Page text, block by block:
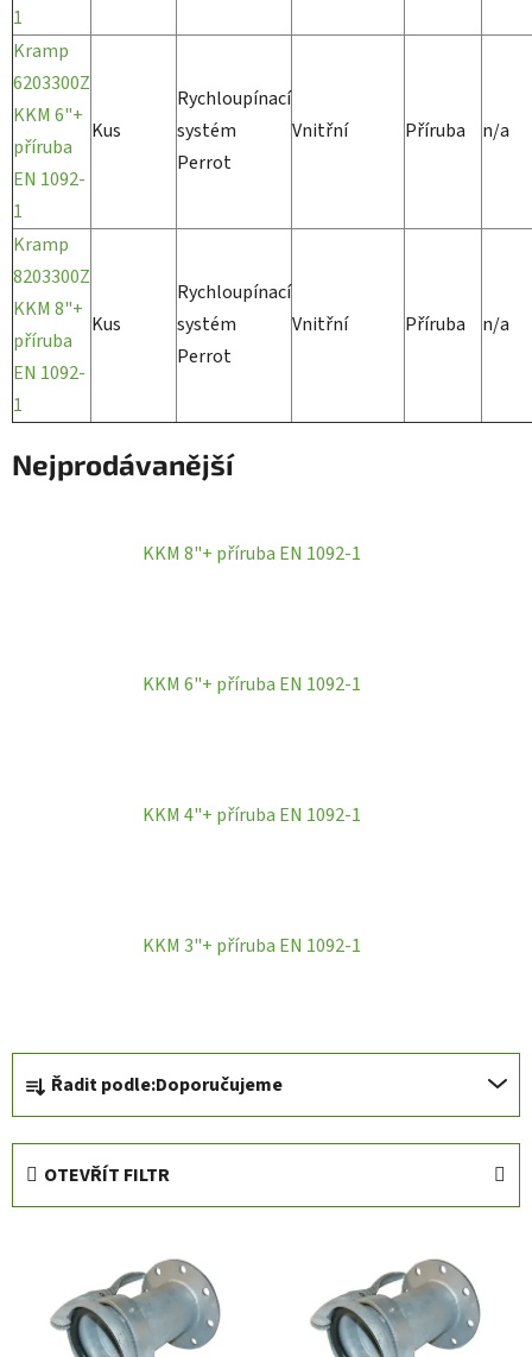
1
Kramp
6203300Z
KKM 6"+
příruba
EN 1092-
1
Kus
Rychloupínací
systém
Perrot
Vnitřní Příruba n/a
Kramp
8203300Z
KKM 8"+
příruba
EN 1092-
1
Kus
Rychloupínací
systém
Perrot
Vnitřní Příruba n/a
Nejprodávanější
KKM 8"+ příruba EN 1092-1
KKM 6"+ příruba EN 1092-1
KKM 4"+ příruba EN 1092-1
KKM 3"+ příruba EN 1092-1
a
z
Řadit podle:Doporučujeme
OTEVŘÍT FILTR